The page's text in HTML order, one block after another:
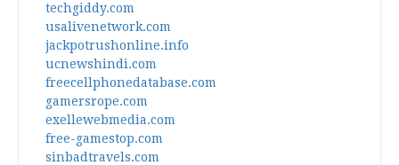
techgiddy.com
usalivenetwork.com
jackpotrushonline.info
ucnewshindi.com
freecellphonedatabase.com
gamersrope.com
exellewebmedia.com
free-gamestop.com
sinbadtravels.com